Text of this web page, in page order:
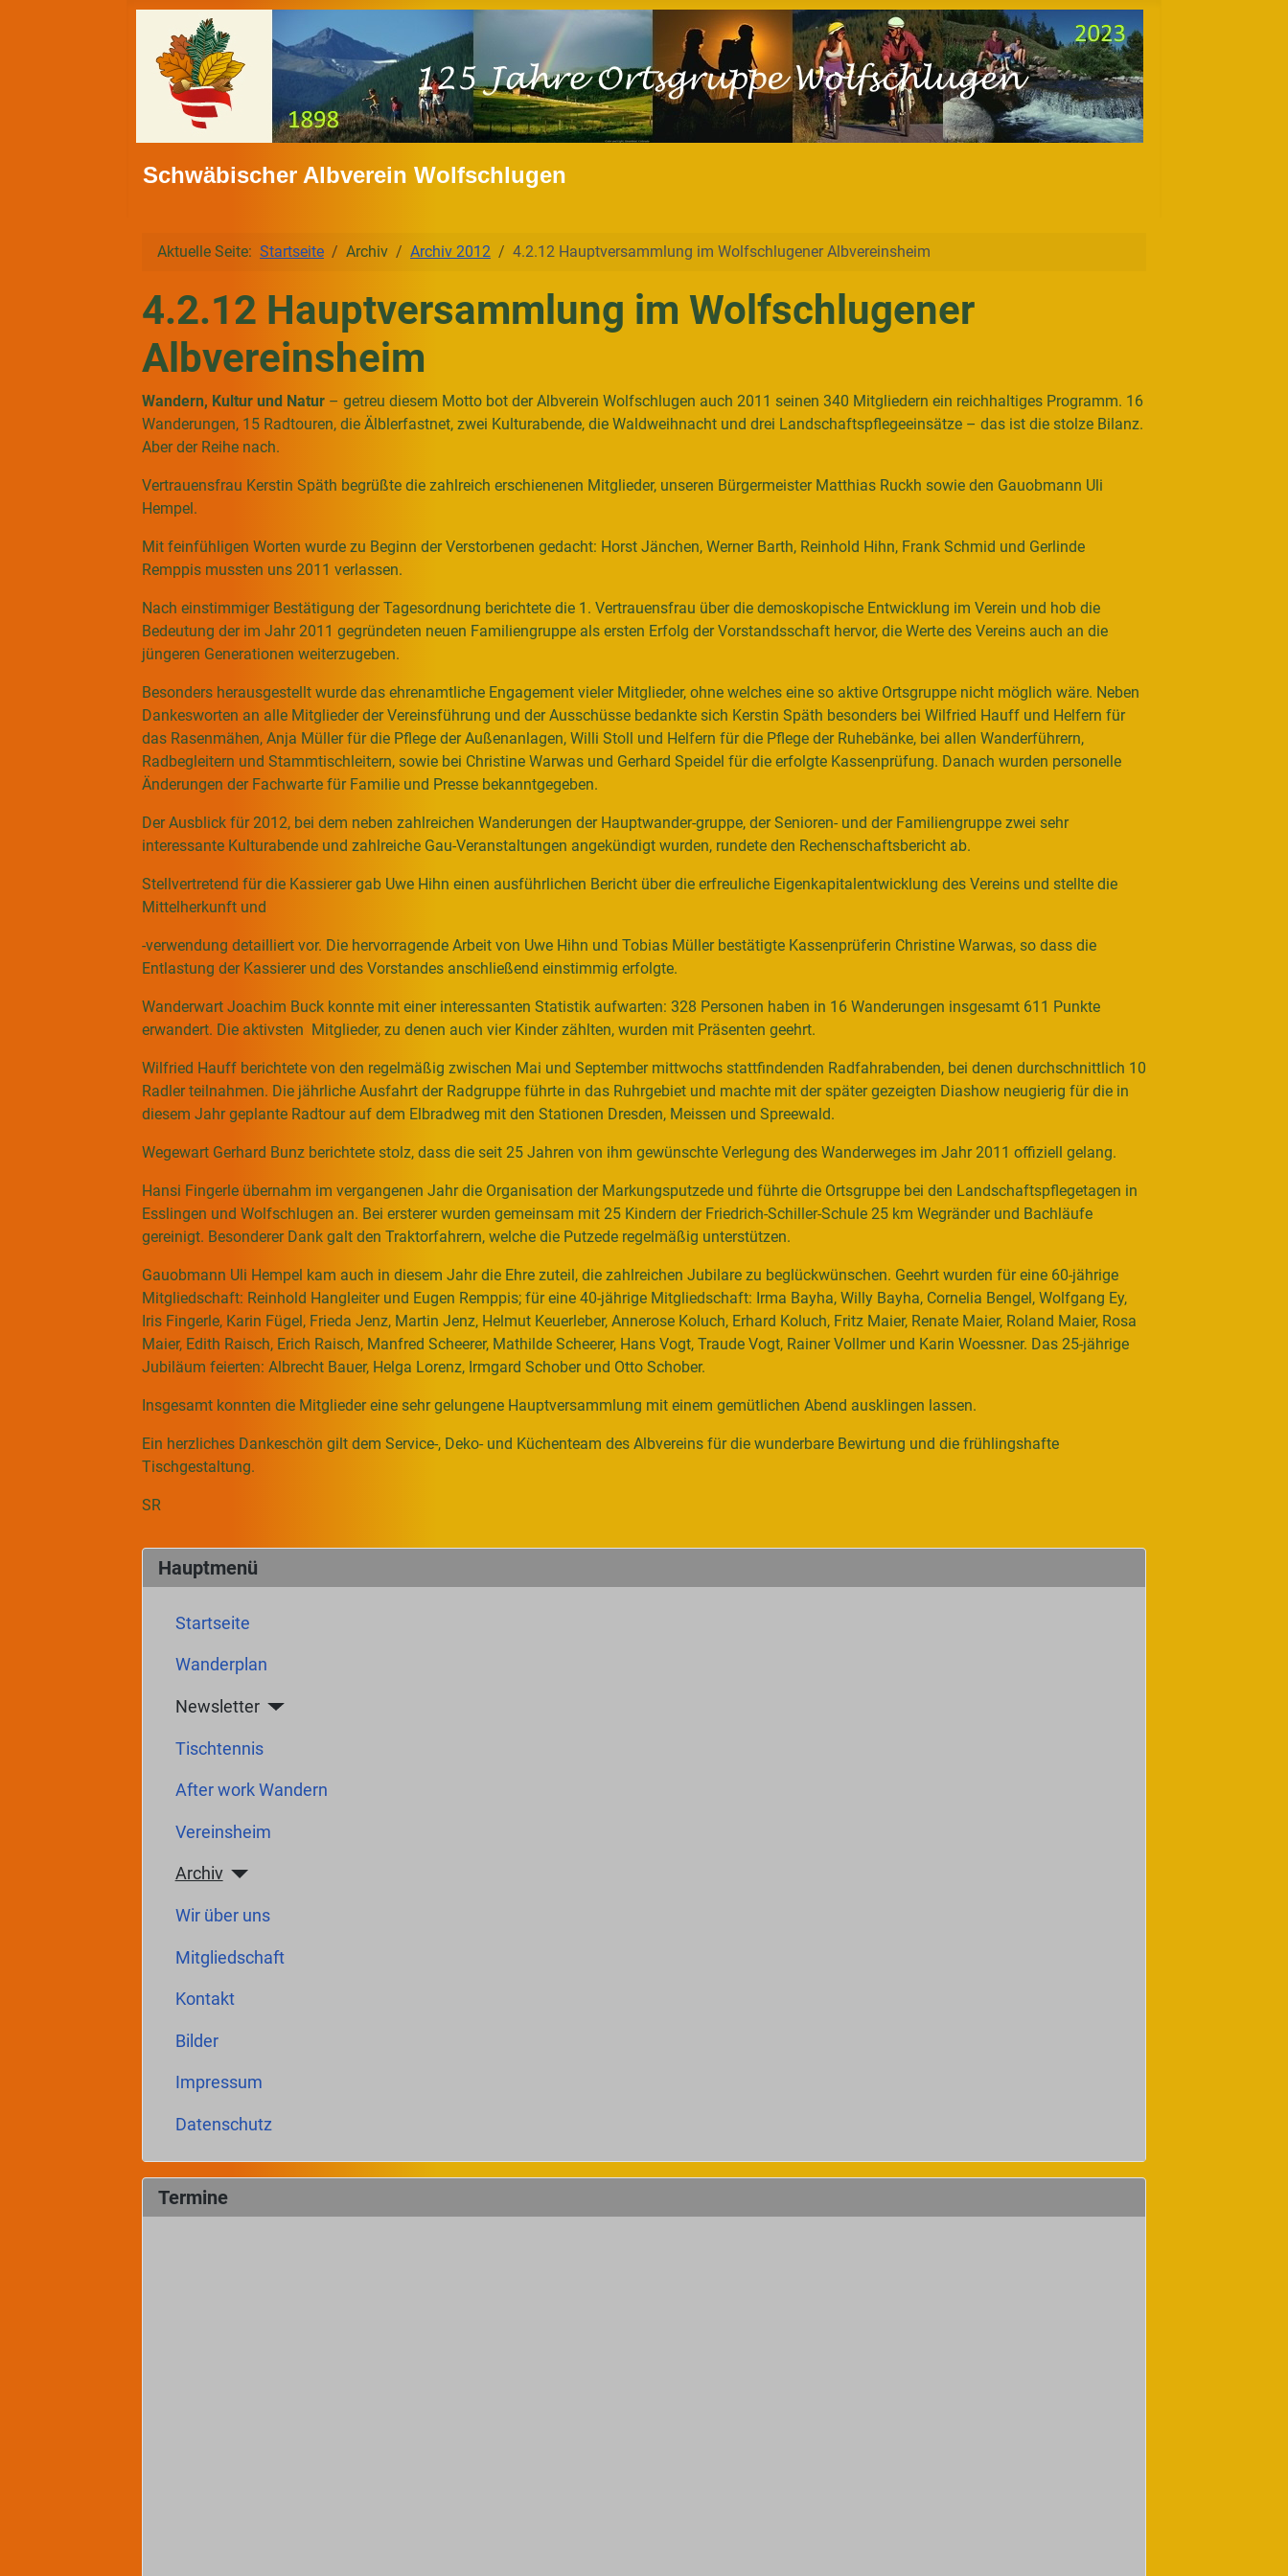
Schwäbischer Albverein Wolfschlugen
Hauptmenü
Startseite
Wanderplan
Newsletter
Tischtennis
After work Wandern
Vereinsheim
Archiv
Wir über uns
Mitgliedschaft
Kontakt
Bilder
Impressum
Datenschutz
Termine
Aktuelle Seite: Startseite Archiv Archiv 2012 4.2.12 Hauptversammlung im Wolfschlugener Albvereinsheim
4.2.12 Hauptversammlung im Wolfschlugener
Albvereinsheim
Wandern, Kultur und Natur – getreu diesem Motto bot der Albverein Wolfschlugen auch 2011 seinen 340 Mitgliedern ein reichhaltiges Programm. 16
Wanderungen, 15 Radtouren, die Älblerfastnet, zwei Kulturabende, die Waldweihnacht und drei Landschaftspflegeeinsätze – das ist die stolze Bilanz.
Aber der Reihe nach.
Vertrauensfrau Kerstin Späth begrüßte die zahlreich erschienenen Mitglieder, unseren Bürgermeister Matthias Ruckh sowie den Gauobmann Uli
Hempel.
Mit feinfühligen Worten wurde zu Beginn der Verstorbenen gedacht: Horst Jänchen, Werner Barth, Reinhold Hihn, Frank Schmid und Gerlinde
Remppis mussten uns 2011 verlassen.
Nach einstimmiger Bestätigung der Tagesordnung berichtete die 1. Vertrauensfrau über die demoskopische Entwicklung im Verein und hob die
Bedeutung der im Jahr 2011 gegründeten neuen Familiengruppe als ersten Erfolg der Vorstandsschaft hervor, die Werte des Vereins auch an die
jüngeren Generationen weiterzugeben.
Besonders herausgestellt wurde das ehrenamtliche Engagement vieler Mitglieder, ohne welches eine so aktive Ortsgruppe nicht möglich wäre. Neben
Dankesworten an alle Mitglieder der Vereinsführung und der Ausschüsse bedankte sich Kerstin Späth besonders bei Wilfried Hauff und Helfern für
das Rasenmähen, Anja Müller für die Pflege der Außenanlagen, Willi Stoll und Helfern für die Pflege der Ruhebänke, bei allen Wanderführern,
Radbegleitern und Stammtischleitern, sowie bei Christine Warwas und Gerhard Speidel für die erfolgte Kassenprüfung. Danach wurden personelle
Änderungen der Fachwarte für Familie und Presse bekanntgegeben.
Der Ausblick für 2012, bei dem neben zahlreichen Wanderungen der Hauptwander-gruppe, der Senioren- und der Familiengruppe zwei sehr
interessante Kulturabende und zahlreiche Gau-Veranstaltungen angekündigt wurden, rundete den Rechenschaftsbericht ab.
Stellvertretend für die Kassierer gab Uwe Hihn einen ausführlichen Bericht über die erfreuliche Eigenkapitalentwicklung des Vereins und stellte die
Mittelherkunft und
-verwendung detailliert vor. Die hervorragende Arbeit von Uwe Hihn und Tobias Müller bestätigte Kassenprüferin Christine Warwas, so dass die
Entlastung der Kassierer und des Vorstandes anschließend einstimmig erfolgte.
Wanderwart Joachim Buck konnte mit einer interessanten Statistik aufwarten: 328 Personen haben in 16 Wanderungen insgesamt 611 Punkte
erwandert. Die aktivsten Mitglieder, zu denen auch vier Kinder zählten, wurden mit Präsenten geehrt.
Wilfried Hauff berichtete von den regelmäßig zwischen Mai und September mittwochs stattfindenden Radfahrabenden, bei denen durchschnittlich 10
Radler teilnahmen. Die jährliche Ausfahrt der Radgruppe führte in das Ruhrgebiet und machte mit der später gezeigten Diashow neugierig für die in
diesem Jahr geplante Radtour auf dem Elbradweg mit den Stationen Dresden, Meissen und Spreewald.
Wegewart Gerhard Bunz berichtete stolz, dass die seit 25 Jahren von ihm gewünschte Verlegung des Wanderweges im Jahr 2011 offiziell gelang.
Hansi Fingerle übernahm im vergangenen Jahr die Organisation der Markungsputzede und führte die Ortsgruppe bei den Landschaftspflegetagen in
Esslingen und Wolfschlugen an. Bei ersterer wurden gemeinsam mit 25 Kindern der Friedrich-Schiller-Schule 25 km Wegränder und Bachläufe
gereinigt. Besonderer Dank galt den Traktorfahrern, welche die Putzede regelmäßig unterstützen.
Gauobmann Uli Hempel kam auch in diesem Jahr die Ehre zuteil, die zahlreichen Jubilare zu beglückwünschen. Geehrt wurden für eine 60-jährige
Mitgliedschaft: Reinhold Hangleiter und Eugen Remppis; für eine 40-jährige Mitgliedschaft: Irma Bayha, Willy Bayha, Cornelia Bengel, Wolfgang Ey,
Iris Fingerle, Karin Fügel, Frieda Jenz, Martin Jenz, Helmut Keuerleber, Annerose Koluch, Erhard Koluch, Fritz Maier, Renate Maier, Roland Maier, Rosa
Maier, Edith Raisch, Erich Raisch, Manfred Scheerer, Mathilde Scheerer, Hans Vogt, Traude Vogt, Rainer Vollmer und Karin Woessner. Das 25-jährige
Jubiläum feierten: Albrecht Bauer, Helga Lorenz, Irmgard Schober und Otto Schober.
Insgesamt konnten die Mitglieder eine sehr gelungene Hauptversammlung mit einem gemütlichen Abend ausklingen lassen.
Ein herzliches Dankeschön gilt dem Service-, Deko- und Küchenteam des Albvereins für die wunderbare Bewirtung und die frühlingshafte
Tischgestaltung.
SR